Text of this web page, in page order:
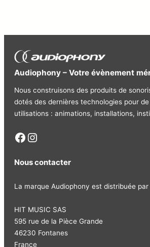
Audiophony – Votre évènement
Nous construisons des produits de
dotés des dernières technologies pour
utilisations : animations, installations,
Facebook Instagram
Nous contacter
La marque Audiophony est distribuée par
HIT MUSIC SAS
595 rue de la Pièce Grande
46230 Fontanes
France